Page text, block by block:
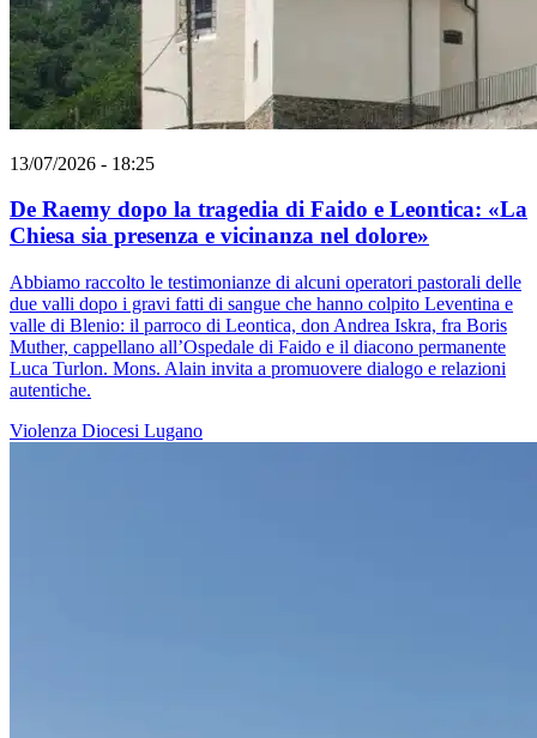
13/07/2026 - 18:25
De Raemy dopo la tragedia di Faido e Leontica: «La
Chiesa sia presenza e vicinanza nel dolore»
Abbiamo raccolto le testimonianze di alcuni operatori pastorali delle
due valli dopo i gravi fatti di sangue che hanno colpito Leventina e
valle di Blenio: il parroco di Leontica, don Andrea Iskra, fra Boris
Muther, cappellano all’Ospedale di Faido e il diacono permanente
Luca Turlon. Mons. Alain invita a promuovere dialogo e relazioni
autentiche.
Violenza Diocesi Lugano